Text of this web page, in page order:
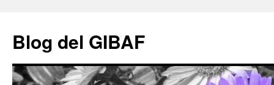
contingut
Blog del GIBAF